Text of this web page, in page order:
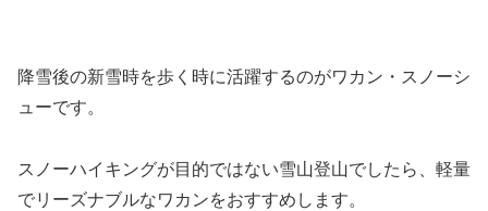
降雪後の新雪時を歩く時に活躍するのがワカン・スノーシ
ューです。
スノーハイキングが目的ではない雪山登山でしたら、軽量
でリーズナブルなワカンをおすすめします。